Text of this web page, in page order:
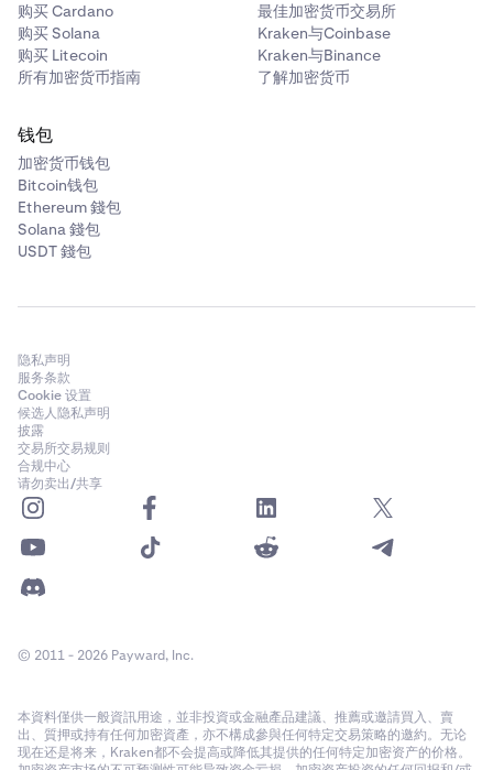
购买 Cardano
购买 Solana
购买 Litecoin
所有加密货币指南
最佳加密货币交易所
Kraken与Coinbase
Kraken与Binance
了解加密货币
钱包
加密货币钱包
Bitcoin钱包
Ethereum 錢包
Solana 錢包
USDT 錢包
隐私声明
服务条款
Cookie 设置
候选人隐私声明
披露
交易所交易规则
合规中心
请勿卖出/共享
© 2011 - 2026 Payward, Inc.
本資料僅供一般資訊用途，並非投資或金融產品建議、推薦或邀請買入、賣
出、質押或持有任何加密資產，亦不構成參與任何特定交易策略的邀約。无论
现在还是将来，Kraken都不会提高或降低其提供的任何特定加密资产的价格。